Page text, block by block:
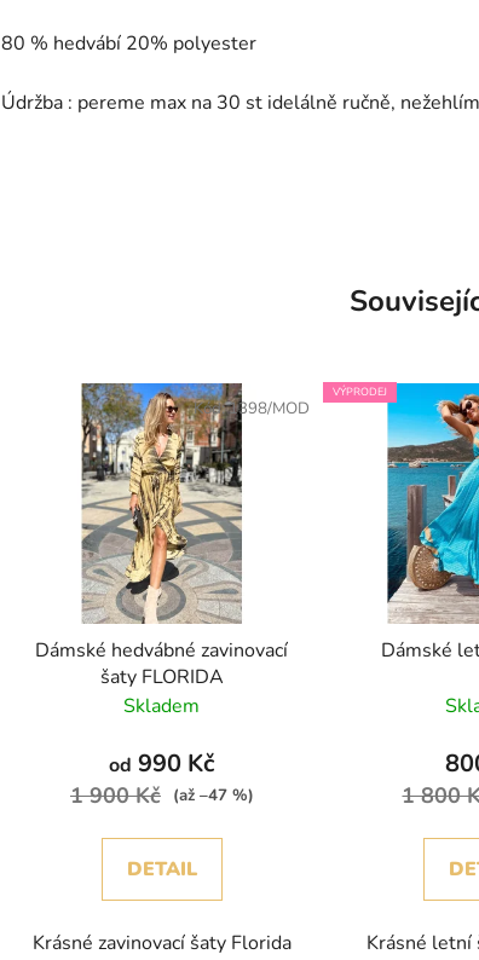
80 % hedvábí 20% polyester
Údržba : pereme max na 30 st idelálně ručně,
Dámské hedvábné zavinovací
šaty FLORIDA
Skladem
od 990 Kč
1 900 Kč (až –47 %)
DETAIL
Krásné zavinovací šaty Florida
Kód:1398/MOD
VÝPRODEJ
Dámské
1 800
Krásné letní